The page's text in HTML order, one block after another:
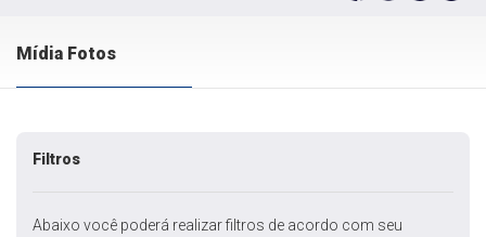
Mídia Fotos
Filtros
Abaixo você poderá realizar filtros de acordo com seu